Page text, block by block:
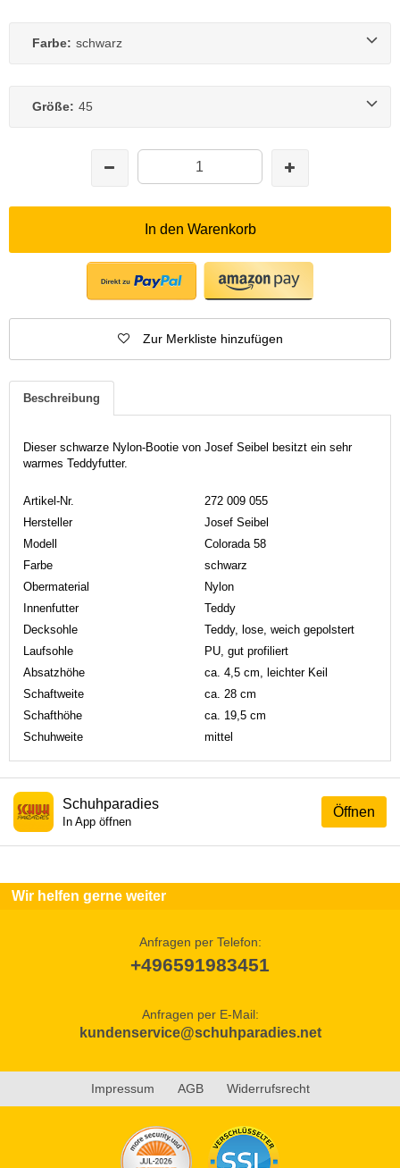
Farbe: schwarz
Größe: 45
In den Warenkorb
Zur Merkliste hinzufügen
Beschreibung
Dieser schwarze Nylon-Bootie von Josef Seibel besitzt ein sehr
warmes Teddyfutter.
Artikel-Nr.
272 009 055
Hersteller
Josef Seibel
Modell
Colorada 58
Farbe
schwarz
Obermaterial
Nylon
Innenfutter
Teddy
Decksohle
Teddy, lose, weich gepolstert
Laufsohle
PU, gut profiliert
Absatzhöhe
ca. 4,5 cm, leichter Keil
Schaftweite
ca. 28 cm
Schafthöhe
ca. 19,5 cm
Schuhweite
mittel
Öffnen
Schuhparadies
In App öffnen
Wir helfen gerne weiter
Anfragen per Telefon:
+496591983451
Anfragen per E-Mail:
kundenservice@schuhparadies.net
Impressum AGB Widerrufsrecht